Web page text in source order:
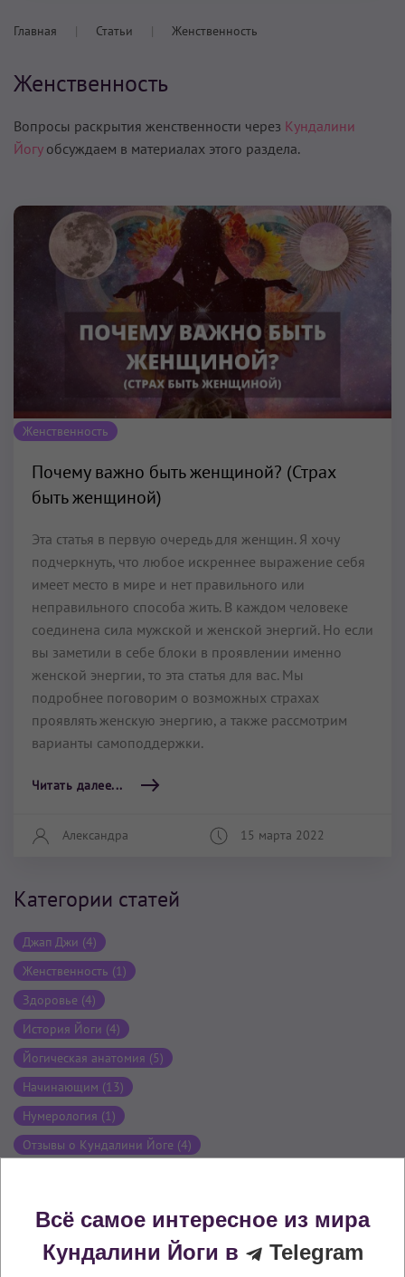
Главная Статьи Женственность
Женственность
Вопросы раскрытия женственности через Кундалини
Йогу обсуждаем в материалах этого раздела.
Женственность
Почему важно быть женщиной? (Страх
быть женщиной)
Эта статья в первую очередь для женщин. Я хочу
подчеркнуть, что любое искреннее выражение себя
имеет место в мире и нет правильного или
неправильного способа жить. В каждом человеке
соединена сила мужской и женской энергий. Но если
вы заметили в себе блоки в проявлении именно
женской энергии, то эта статья для вас. Мы
подробнее поговорим о возможных страхах
проявлять женскую энергию, а также рассмотрим
варианты самоподдержки.
Читать далее...
Александра 15 марта 2022
Категории статей
Джап Джи (4)
Женственность (1)
Здоровье (4)
История Йоги (4)
Йогическая анатомия (5)
Начинающим (13)
Нумерология (1)
Отзывы о Кундалини Йоге (4)
ТОП-5 статей
Всё самое интересное из мира
Кундалини Йоги в
Telegram